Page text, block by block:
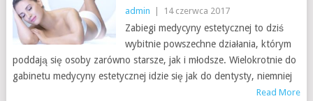
admin 14 czerwca 2017
Zabiegi medycyny estetycznej to dziś
wybitnie powszechne działania, którym
poddają się osoby zarówno starsze, jak i młodsze. Wielokrotnie do
gabinetu medycyny estetycznej idzie się jak do dentysty, niemniej
Read More